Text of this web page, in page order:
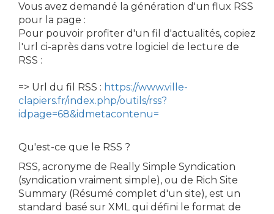
Vous avez demandé la génération d'un flux RSS
pour la page :
Pour pouvoir profiter d'un fil d'actualités, copiez
l'url ci-après dans votre logiciel de lecture de
RSS :
=> Url du fil RSS : https://www.ville-
clapiers.fr/index.php/outils/rss?
idpage=68&idmetacontenu=
Qu'est-ce que le RSS ?
RSS, acronyme de Really Simple Syndication
(syndication vraiment simple), ou de Rich Site
Summary (Résumé complet d'un site), est un
standard basé sur XML qui défini le format de